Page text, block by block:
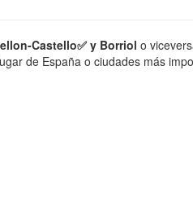
Castello✅ y Borriol o
de España o ciudades más